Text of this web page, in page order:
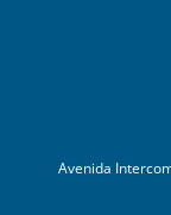
Avenida